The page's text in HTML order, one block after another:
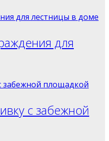
для
с забежной